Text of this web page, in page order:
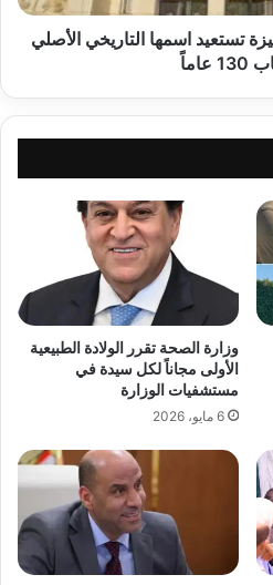
تستعيد اسمها التاريخي الأصلي
وزارة الصحة تقرر الولادة الطبيعية
الأولى مجاناً لكل سيدة في
مستشفيات الوزارة
6 مايو، 2026